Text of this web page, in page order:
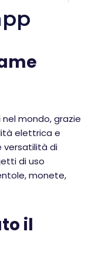
mondo, grazie
elettrica e
versatilità di
di uso
monete,
il